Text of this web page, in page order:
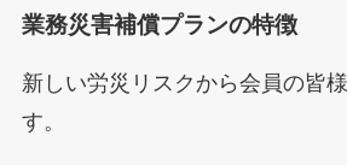
業務災害補償プランの特徴
新しい労災リスクから会員の皆
す。